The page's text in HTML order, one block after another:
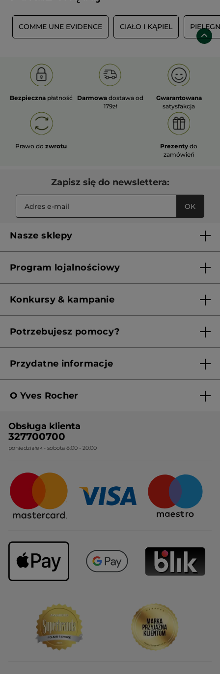
COMME UNE EVIDENCE CIAŁO I KĄPIEL
Bezpieczna płatność Darmowa dostawa od
179zł
Gwarantowana
satysfakcja
Prawo dozwrotu Prezenty do
zamówień
Zapisz się do newslettera:
OK
Nasze sklepy
Franczyza
Program lojalnościowy
Konkursy & kampanie
Potrzebujesz pomocy?
Przydatne informacje
Polityka prywatności
Cennik
Ogólne warunki sprzedaży
Sposoby dostawy
Upominki firmowe
O Yves Rocher
Nasza wiedza botaniczna
Nasze zobowiązania
Najczęstsze pytania
Obsługa klienta
327700700
poniedziałek - sobota 8:00 - 20:00